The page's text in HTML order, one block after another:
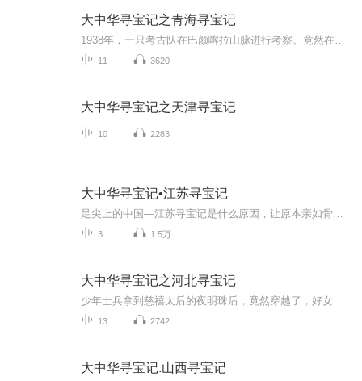
大中华寻宝记之青海寻宝记
11 3620
大中华寻宝记之天津寻宝记
10 2283
大中华寻宝记•江苏寻宝记
3 1.5万
大中华寻宝记之河北寻宝记
13 2742
大中华寻宝记.山西寻宝记